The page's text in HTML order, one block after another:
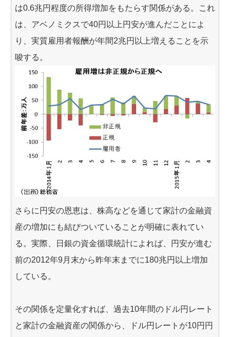
は0.6兆円程度の所得増加をもたらす関係がある。これ
は、アベノミクスで40円以上円安が進んだことによ
り、実質雇用者報酬が年間2兆円以上増えることを示
唆する。
さらに円安の恩恵は、株高などを通じて家計の金融資
産の増加にも結びついていることが明確に表れてい
る。実際、日銀の資金循環統計によれば、円安が進む
前の2012年9月末から昨年末までに180兆円以上増加
している。
その関係を定量化すれば、過去10年間のドル円レート
と家計の金融資産の関係から、ドル円レートが10円円